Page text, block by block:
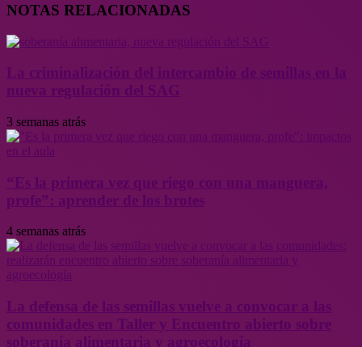
NOTAS RELACIONADAS
3 semanas atrás
4 semanas atrás
soberanía alimentaria y agroecología